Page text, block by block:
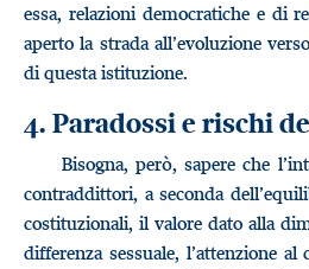
essa, relazioni democratiche e di
aperto la strada all’evoluzione
di questa istituzione.
4. Paradossi e rischi
Bisogna, però, sapere che
contraddittori, a seconda
costituzionali, il valore dato alla
differenza sessuale, l’attenzione al